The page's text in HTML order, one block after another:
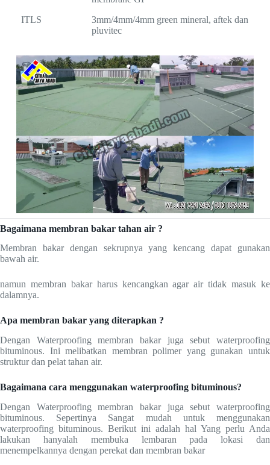
ITLS
3mm/4mm/4mm green mineral, aftek dan
pluvitec
Bagaimana membran bakar tahan air ?
Membran bakar dengan sekrupnya yang kencang dapat gunakan
bawah air.
namun membran bakar harus kencangkan agar air tidak masuk ke
dalamnya.
Apa membran bakar yang diterapkan ?
Dengan Waterproofing membran bakar juga sebut waterproofing
bituminous. Ini melibatkan membran polimer yang gunakan untuk
struktur dan pelat tahan air.
Bagaimana cara menggunakan waterproofing bituminous?
Dengan Waterproofing membran bakar juga sebut waterproofing
bituminous. Sepertinya Sangat mudah untuk menggunakan
waterproofing bituminous. Berikut ini adalah hal Yang perlu Anda
lakukan hanyalah membuka lembaran pada lokasi dan
menempelkannya dengan perekat dan membran bakar